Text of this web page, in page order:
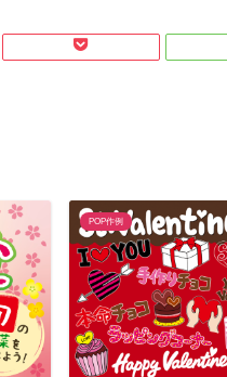
POP作例